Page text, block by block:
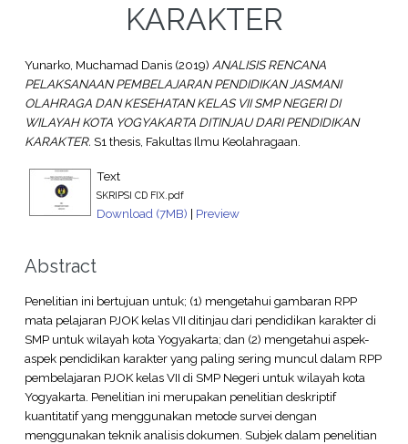
KARAKTER
Yunarko, Muchamad Danis(2019) ANALISIS RENCANA
PELAKSANAAN PEMBELAJARAN PENDIDIKAN JASMANI
OLAHRAGA DAN KESEHATAN KELAS VII SMP NEGERI DI
WILAYAH KOTA YOGYAKARTA DITINJAU DARI PENDIDIKAN
KARAKTER. S1 thesis, Fakultas Ilmu Keolahragaan.
Text
SKRIPSI CD FIX.pdf
Download (7MB) | Preview
Abstract
Penelitian ini bertujuan untuk; (1) mengetahui gambaran RPP
mata pelajaran PJOK kelas VII ditinjau dari pendidikan karakter di
SMP untuk wilayah kota Yogyakarta; dan (2) mengetahui aspek-
aspek pendidikan karakter yang paling sering muncul dalam RPP
pembelajaran PJOK kelas VII di SMP Negeri untuk wilayah kota
Yogyakarta. Penelitian ini merupakan penelitian deskriptif
kuantitatif yang menggunakan metode survei dengan
menggunakan teknik analisis dokumen. Subjek dalam penelitian